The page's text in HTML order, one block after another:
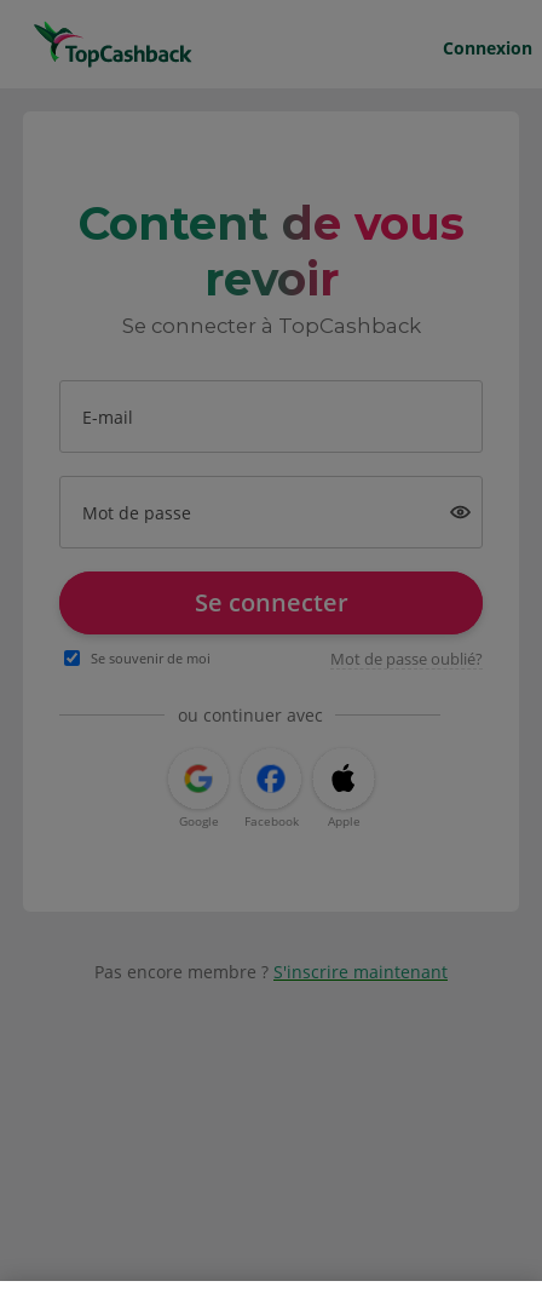
Connexion
Content de vous
revoir
Se connecter à TopCashback
E-mail
Mot de passe
Se connecter
Se souvenir de moi Mot de passe oublié?
ou continuer avec
Google Facebook Apple
Pas encore membre ? S'inscrire maintenant